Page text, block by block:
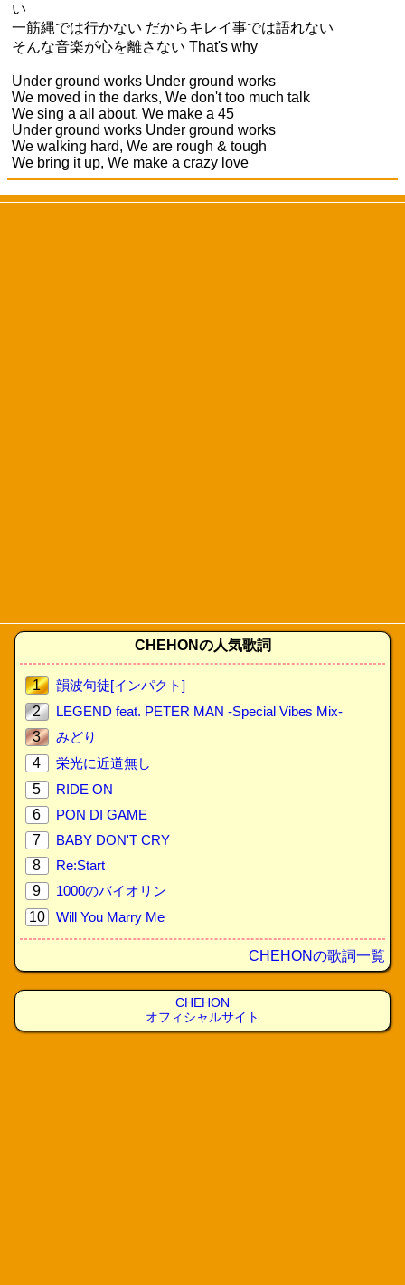
い
一筋縄では行かない だからキレイ事では語れない
そんな音楽が心を離さない That's why
Under ground works Under ground works
We moved in the darks, We don't too much talk
We sing a all about, We make a 45
Under ground works Under ground works
We walking hard, We are rough & tough
We bring it up, We make a crazy love
CHEHONの人気歌詞
1
韻波句徒[インパクト]
2
LEGEND feat. PETER MAN -Special Vibes Mix-
3
みどり
4
栄光に近道無し
5
RIDE ON
6
PON DI GAME
7
BABY DON'T CRY
8
Re:Start
9
1000のバイオリン
10
Will You Marry Me
CHEHONの歌詞一覧
CHEHON
オフィシャルサイト